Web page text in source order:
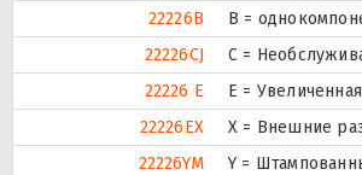
22226B
B =
22226CJ
С =
22226 E
Е =
22226EX
X = Внешние
22226YM
Y =